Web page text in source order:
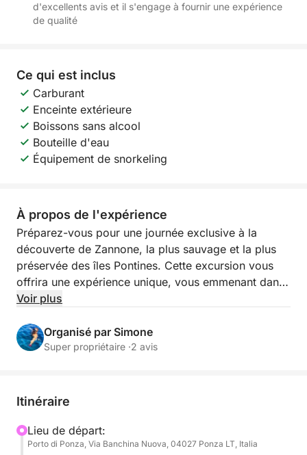
d'excellents avis et il s'engage à fournir une expérience
de qualité
Ce qui est inclus
Carburant
Enceinte extérieure
Boissons sans alcool
Bouteille d'eau
Équipement de snorkeling
À propos de l'expérience
Préparez-vous pour une journée exclusive à la
découverte de Zannone, la plus sauvage et la plus
préservée des îles Pontines. Cette excursion vous
offrira une expérience unique, vous emmenant dans
un paradis naturel presque inexploré, où la
maîtres. Imaginez-vous naviguer le long de côtes
rocheuses et majestueuses, baignées par une mer
sa célèbre population de mouflons. Zannone est une
et la visiter, c'est s'immerger dans un environnement
primordial, loin de la frénésie, où la nature se révèle
Voir plus
Organisé par Simone
Super propriétaire ·2 avis
Itinéraire
Lieu de départ:
Porto di Ponza, Via Banchina Nuova, 04027 Ponza LT, Italia